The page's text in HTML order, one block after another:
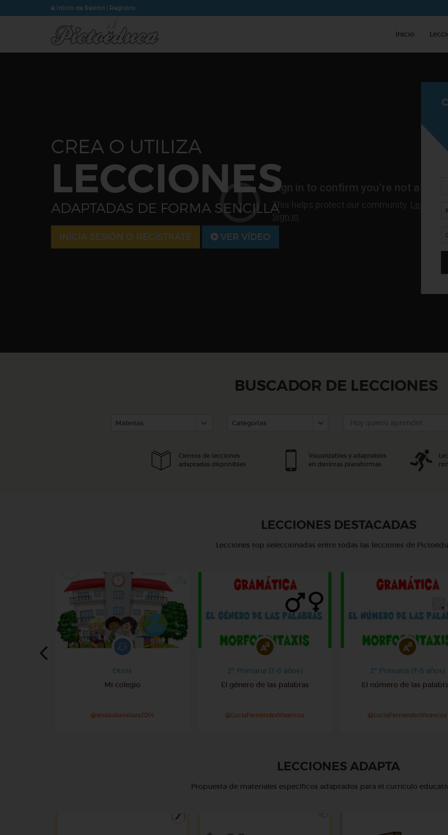
Inicio de Sesión Registro
Inicio
CREA O UTILIZA
LECCIONES
ADAPTADAS DE FORMA SENCILLA
INICIA SESIÓN O REGÍSTRATE VER VÍDEO
BUSCADOR DE LECCIONES
Materias Categorías
Cientos de lecciones
adaptadas disponibles
Visualizables y adaptables
en distintas plataformas
LECCIONES DESTACADAS
Lecciones top seleccionadas entre todas las lecciones de
Otros
Mi colegio
@anaisabelalava2014
2º Primaria (7-8 años)
El género de las palabras
@LuciaFernandezVivancos
2º Primaria (7-8 años)
El número de las
@LuciaFernandezVivancos
LECCIONES ADAPTA
Propuesta de materiales específicos adaptados para el currículo